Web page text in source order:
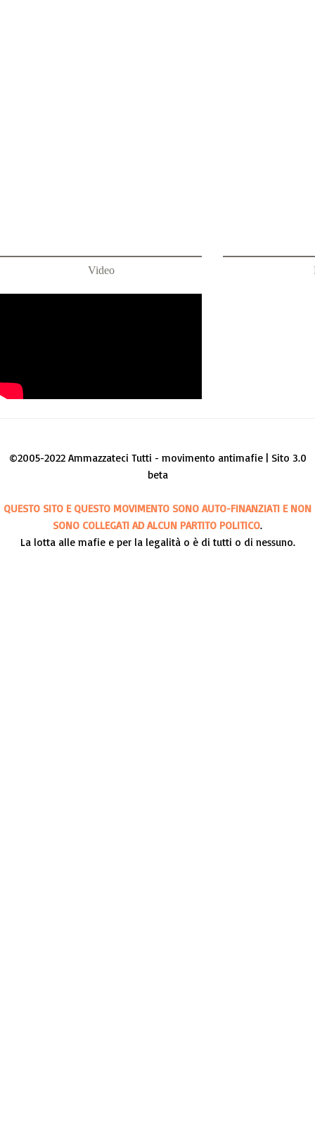
Video
©2005-2022 Ammazzateci Tutti - movimento antimafie | Sito 3.0
beta
QUESTO SITO E QUESTO MOVIMENTO SONO AUTO-FINANZIATI E NON
SONO COLLEGATI AD ALCUN PARTITO POLITICO.
La lotta alle mafie e per la legalità o è di tutti o di nessuno.